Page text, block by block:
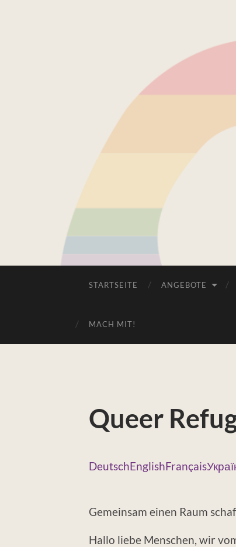
STARTSEITE ANGEBOTE
MACH MIT!
Queer
DeutschEnglishFrançais
Gemeinsam einen Raum
Hallo liebe Menschen, wir